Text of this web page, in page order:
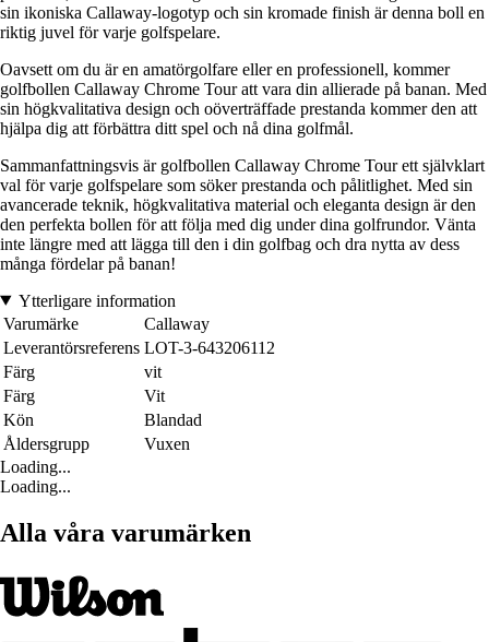
sin ikoniska Callaway-logotyp och sin kromade finish är denna boll en
riktig juvel för varje golfspelare.
Oavsett om du är en amatörgolfare eller en professionell, kommer
golfbollen Callaway Chrome Tour att vara din allierade på banan. Med
sin högkvalitativa design och oöverträffade prestanda kommer den att
hjälpa dig att förbättra ditt spel och nå dina golfmål.
Sammanfattningsvis är golfbollen Callaway Chrome Tour ett självklart
val för varje golfspelare som söker prestanda och pålitlighet. Med sin
avancerade teknik, högkvalitativa material och eleganta design är den
den perfekta bollen för att följa med dig under dina golfrundor. Vänta
inte längre med att lägga till den i din golfbag och dra nytta av dess
många fördelar på banan!
Ytterligare information
Varumärke
Callaway
Leverantörsreferens LOT-3-643206112
Färg
vit
Färg
Vit
Kön
Blandad
Åldersgrupp
Vuxen
Loading...
Loading...
Alla våra varumärken